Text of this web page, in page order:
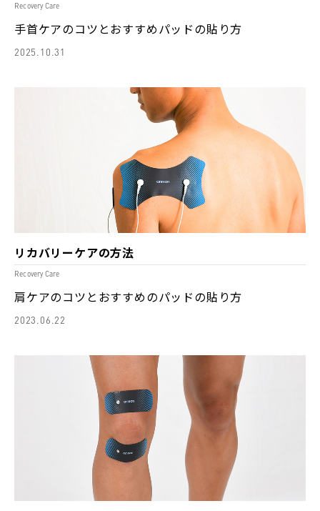
Recovery Care
手首ケアのコツとおすすめパッドの貼り方
2025.10.31
リカバリーケアの方法
Recovery Care
肩ケアのコツとおすすめのパッドの貼り方
2023.06.22